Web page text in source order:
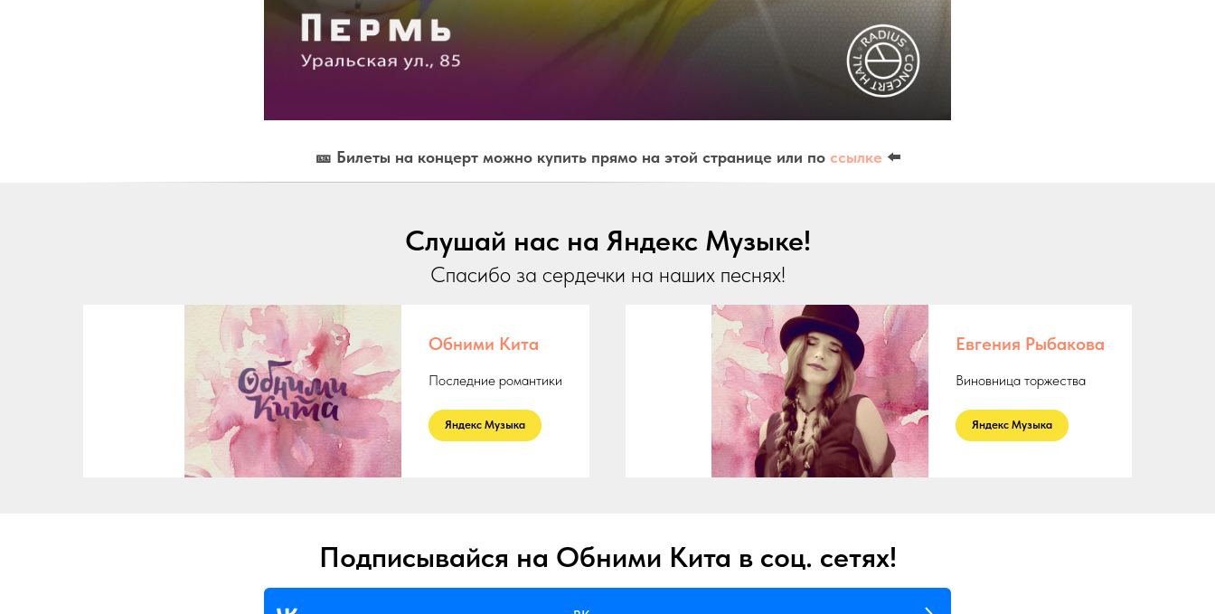
🎫 Билеты на концерт можно купить прямо на этой странице или по ссылке⬅️
Слушай нас на Яндекс Музыке!
Спасибо за сердечки на наших песнях!
Обними Кита
Последние романтики
ㅤ Яндекс Музыка ㅤ
Евгения Рыбакова
Виновница торжества
ㅤ Яндекс Музыка ㅤ
Подписывайся на Обними Кита в соц. сетях!